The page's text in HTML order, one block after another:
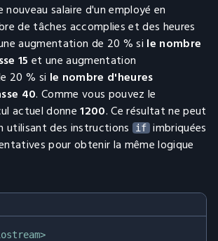
current_salary
nouveau salaire d'un employé en
de tâches accomplies et des heures
augmentation de 20 % si le nombre
15 et une augmentation
20 % si le nombre d'heures
40. Comme vous pouvez le
actuel donne1200. Ce résultat ne peut
utilisant des instructions
if imbriquées
pour obtenir la même logique